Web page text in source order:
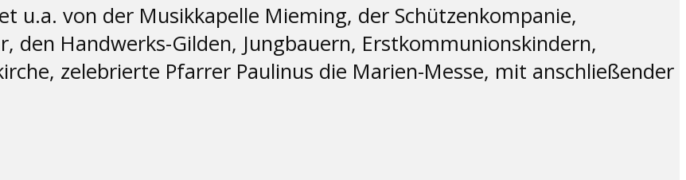
u.a. von der Musikkapelle Mieming, der Schützenkompanie,
den Handwerks-Gilden, Jungbauern, Erstkommunionskindern,
zelebrierte Pfarrer Paulinus die Marien-Messe, mit anschließender